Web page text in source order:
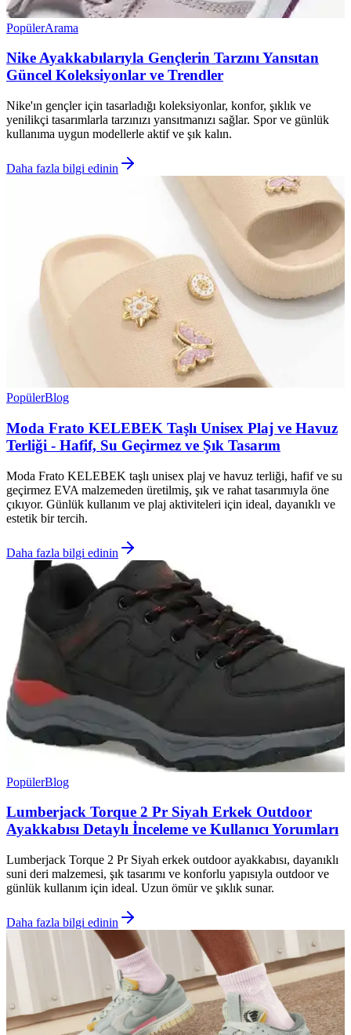
PopülerArama
Nike Ayakkabılarıyla Gençlerin Tarzını Yansıtan
Güncel Koleksiyonlar ve Trendler
Nike'ın gençler için tasarladığı koleksiyonlar, konfor, şıklık ve
yenilikçi tasarımlarla tarzınızı yansıtmanızı sağlar. Spor ve günlük
kullanıma uygun modellerle aktif ve şık kalın.
Daha fazla bilgi edinin
PopülerBlog
Moda Frato KELEBEK Taşlı Unisex Plaj ve Havuz
Terliği - Hafif, Su Geçirmez ve Şık Tasarım
Moda Frato KELEBEK taşlı unisex plaj ve havuz terliği, hafif ve su
geçirmez EVA malzemeden üretilmiş, şık ve rahat tasarımıyla öne
çıkıyor. Günlük kullanım ve plaj aktiviteleri için ideal, dayanıklı ve
estetik bir tercih.
Daha fazla bilgi edinin
PopülerBlog
Lumberjack Torque 2 Pr Siyah Erkek Outdoor
Ayakkabısı Detaylı İnceleme ve Kullanıcı Yorumları
Lumberjack Torque 2 Pr Siyah erkek outdoor ayakkabısı, dayanıklı
suni deri malzemesi, şık tasarımı ve konforlu yapısıyla outdoor ve
günlük kullanım için ideal. Uzun ömür ve şıklık sunar.
Daha fazla bilgi edinin